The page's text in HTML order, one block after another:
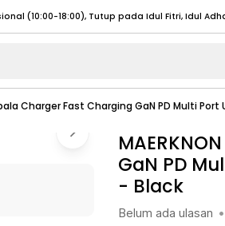
(08:00 - 20:00), Tutup pada Idul Fitri
Nasional (08:00 - 17:00)Selengkapnya
Nasional (08:00 - 17:00) Selengkapnya
(12:00-20:00), Tutup pada Idul Fitri
(12:00-20:00), Tutup pada Idul Fitri
Charger Fast Charging GaN PD Multi Port
GaN PD
- Black
Belum ada ulasan •